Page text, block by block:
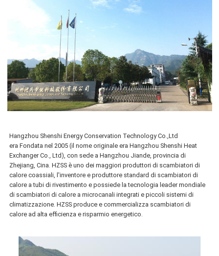
Hangzhou Shenshi Energy Conservation Technology Co.,Ltd
era Fondata nel 2005 (il nome originale era Hangzhou Shenshi Heat
Exchanger Co., Ltd), con sede a Hangzhou Jiande, provincia di
Zhejiang, Cina. HZSS è uno dei maggiori produttori di scambiatori di
calore coassiali, l'inventore e produttore standard di scambiatori di
calore a tubi di rivestimento e possiede la tecnologia leader mondiale
di scambiatori di calore a microcanali integrati e piccoli sistemi di
climatizzazione. HZSS produce e commercializza scambiatori di
calore ad alta efficienza e risparmio energetico.